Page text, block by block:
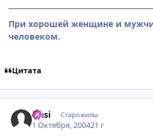
При хорошей женщине и
человеком.
Цитата
Onsi Старожилы
1 Октября, 200421 г